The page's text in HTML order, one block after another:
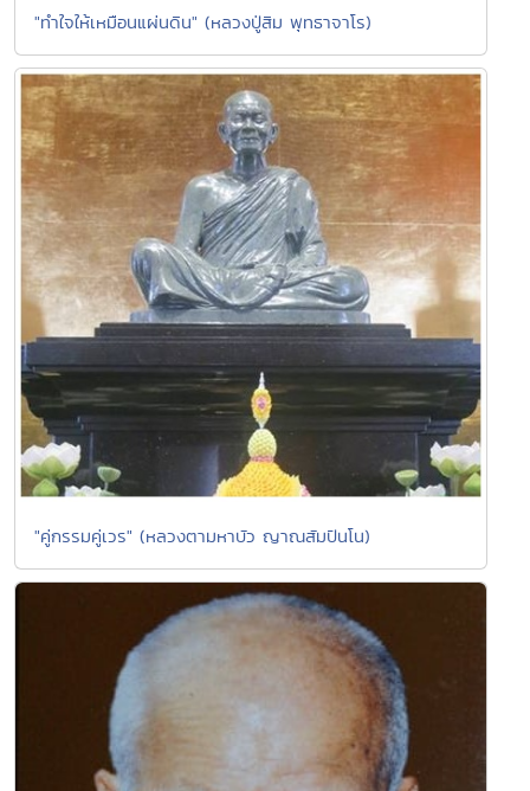
"ทำใจให้เหมือนแผ่นดิน" (หลวงปู่สิม พุทธาจาโร)
"คู่กรรมคู่เวร" (หลวงตามหาบัว ญาณสัมปันโน)